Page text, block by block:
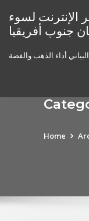
content
الإنترنت لسوء
جنوب أفريقيا
أداء الذهب والفضة
Home